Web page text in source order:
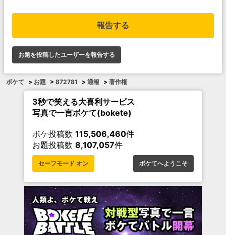
報告する
お題を投稿したユーザーを報告する
ボケて > お題 > 872781 > 通報 > 著作権
3秒で笑える大喜利サービス
写真で一言ボケて(bokete)
ボケ投稿数 115,506,460件
お題投稿数 8,107,057件
セーフモード オン ボケてへようこそ